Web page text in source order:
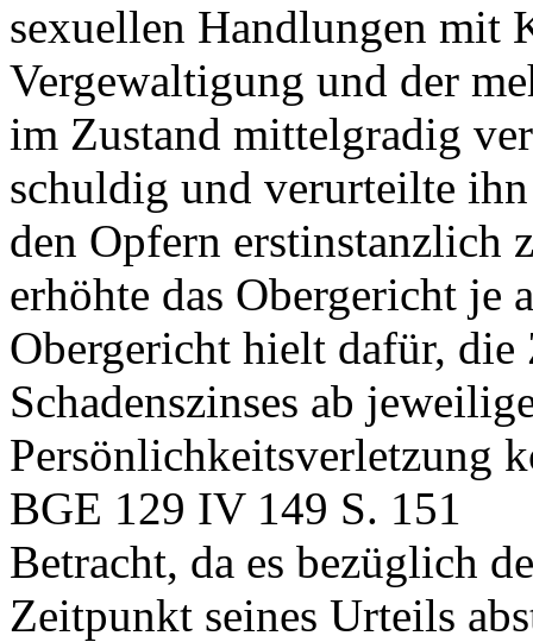
sexuellen Handlungen mit
Vergewaltigung und der
im Zustand mittelgradig
schuldig und verurteilte
den Opfern erstinstanzlich
erhöhte das Obergericht je
Obergericht hielt dafür, die
Schadenszinses ab
Persönlichkeitsverletzung
BGE 129 IV 149 S. 151
Betracht, da es bezüglich
Zeitpunkt seines Urteils